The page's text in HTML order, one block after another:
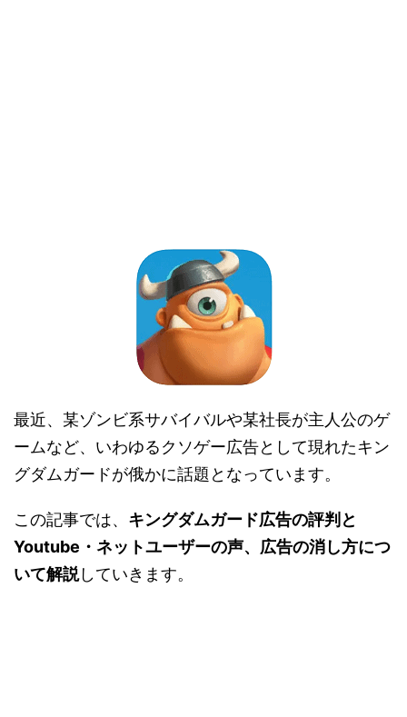
最近、某ゾンビ系サバイバルや某社長が主人公のゲ
ームなど、いわゆるクソゲー広告として現れたキン
グダムガードが俄かに話題となっています。
この記事では、 キングダムガード広告の評判と
Youtube・ネットユーザーの声、広告の消し方につ
いて解説していきます。